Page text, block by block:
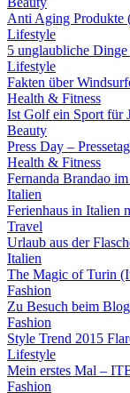
Anti Aging Produkte
Lifestyle
5 unglaubliche
Lifestyle
Fakten über
Health & Fitness
Ist Golf ein Sport für
Beauty
Press Day –
Health & Fitness
Fernanda Brandao
Italien
Ferienhaus in Italien
Travel
Urlaub aus der
Italien
The Magic of Turin
Fashion
Zu Besuch beim
Fashion
Style Trend 2015
Lifestyle
Mein erstes Mal –
Fashion